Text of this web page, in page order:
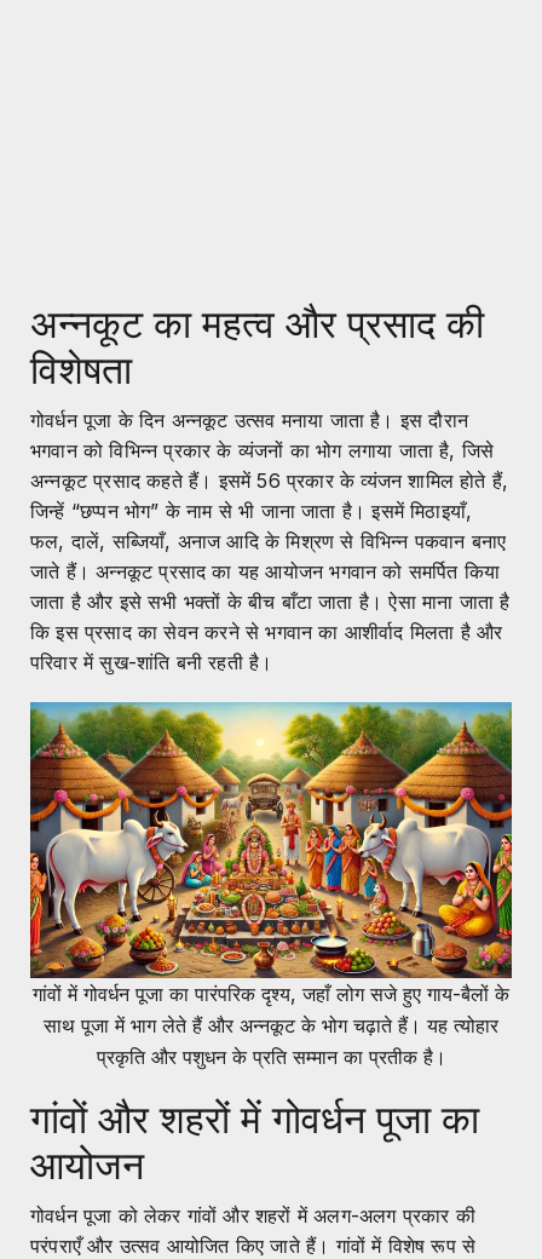
अन्नकूट का महत्व और प्रसाद की
विशेषता
गोवर्धन पूजा के दिन अन्नकूट उत्सव मनाया जाता है। इस दौरान
भगवान को विभिन्न प्रकार के व्यंजनों का भोग लगाया जाता है, जिसे
अन्नकूट प्रसाद कहते हैं। इसमें 56 प्रकार के व्यंजन शामिल होते हैं,
जिन्हें “छप्पन भोग” के नाम से भी जाना जाता है। इसमें मिठाइयाँ,
फल, दालें, सब्जियाँ, अनाज आदि के मिश्रण से विभिन्न पकवान बनाए
जाते हैं। अन्नकूट प्रसाद का यह आयोजन भगवान को समर्पित किया
जाता है और इसे सभी भक्तों के बीच बाँटा जाता है। ऐसा माना जाता है
कि इस प्रसाद का सेवन करने से भगवान का आशीर्वाद मिलता है और
परिवार में सुख-शांति बनी रहती है।
गांवों में गोवर्धन पूजा का पारंपरिक दृश्य, जहाँ लोग सजे हुए गाय-बैलों के
साथ पूजा में भाग लेते हैं और अन्नकूट के भोग चढ़ाते हैं। यह त्योहार
प्रकृति और पशुधन के प्रति सम्मान का प्रतीक है।
गांवों और शहरों में गोवर्धन पूजा का
आयोजन
गोवर्धन पूजा को लेकर गांवों और शहरों में अलग-अलग प्रकार की
परंपराएँ और उत्सव आयोजित किए जाते हैं। गांवों में विशेष रूप से